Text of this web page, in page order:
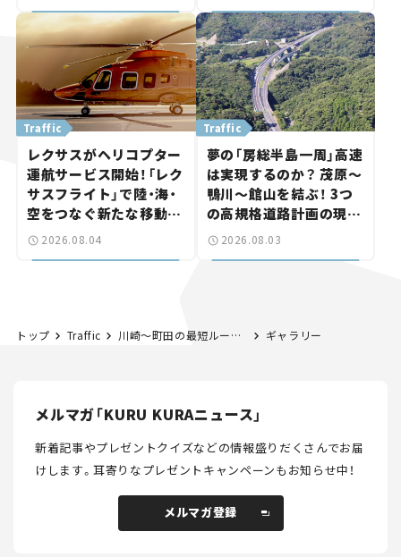
道路計画】
レクサスがヘリコプター
運航サービス開始！「レク
サスフライト」で陸・海・
空をつなぐ新たな移動体
験とは
Traffic
2026.08.04
夢の「房総半島一周」高速
は実現するのか？ 茂原～
鴨川～館山を結ぶ！ 3つ
の高規格道路計画の現
状。「館山鴨川道路」で検
討進む【いま気になる道
Traffic
2026.08.03
トップ Traffic 川崎～町田の最短ルート！ 横浜北部の東西軸「川崎町田線」はどこまでできた？ 新工区開通で4車線化が前進【いま気になる道路計画】 ギャラリー
メルマガ「KURU KURAニュース」
新着記事やプレゼントクイズなどの情報盛りだくさんでお届
けします。耳寄りなプレゼントキャンペーンもお知らせ中！
メルマガ登録